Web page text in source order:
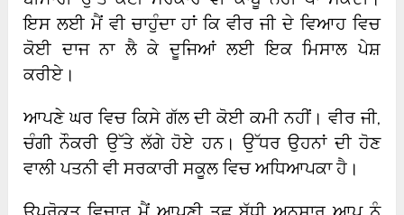
ਇਸ ਲਈ ਮੈਂ ਵੀ ਚਾਹੁੰਦਾ ਹਾਂ ਕਿ ਵੀਰ ਜੀ ਦੇ ਵਿਆਹ ਵਿਚ
ਕੋਈ ਦਾਜ ਨਾ ਲੈ ਕੇ ਦੂਜਿਆਂ ਲਈ ਇਕ ਮਿਸਾਲ ਪੇਸ਼
ਕਰੀਏ।
ਆਪਣੇ ਘਰ ਵਿਚ ਕਿਸੇ ਗੱਲ ਦੀ ਕੋਈ ਕਮੀ ਨਹੀਂ। ਵੀਰ ਜੀ,
ਚੰਗੀ ਨੌਕਰੀ ਉੱਤੇ ਲੱਗੇ ਹੋਏ ਹਨ। ਉੱਧਰ ਉਹਨਾਂ ਦੀ ਹੋਣ
ਵਾਲੀ ਪਤਨੀ ਵੀ ਸਰਕਾਰੀ ਸਕੂਲ ਵਿਚ ਅਧਿਆਪਕਾ ਹੈ।